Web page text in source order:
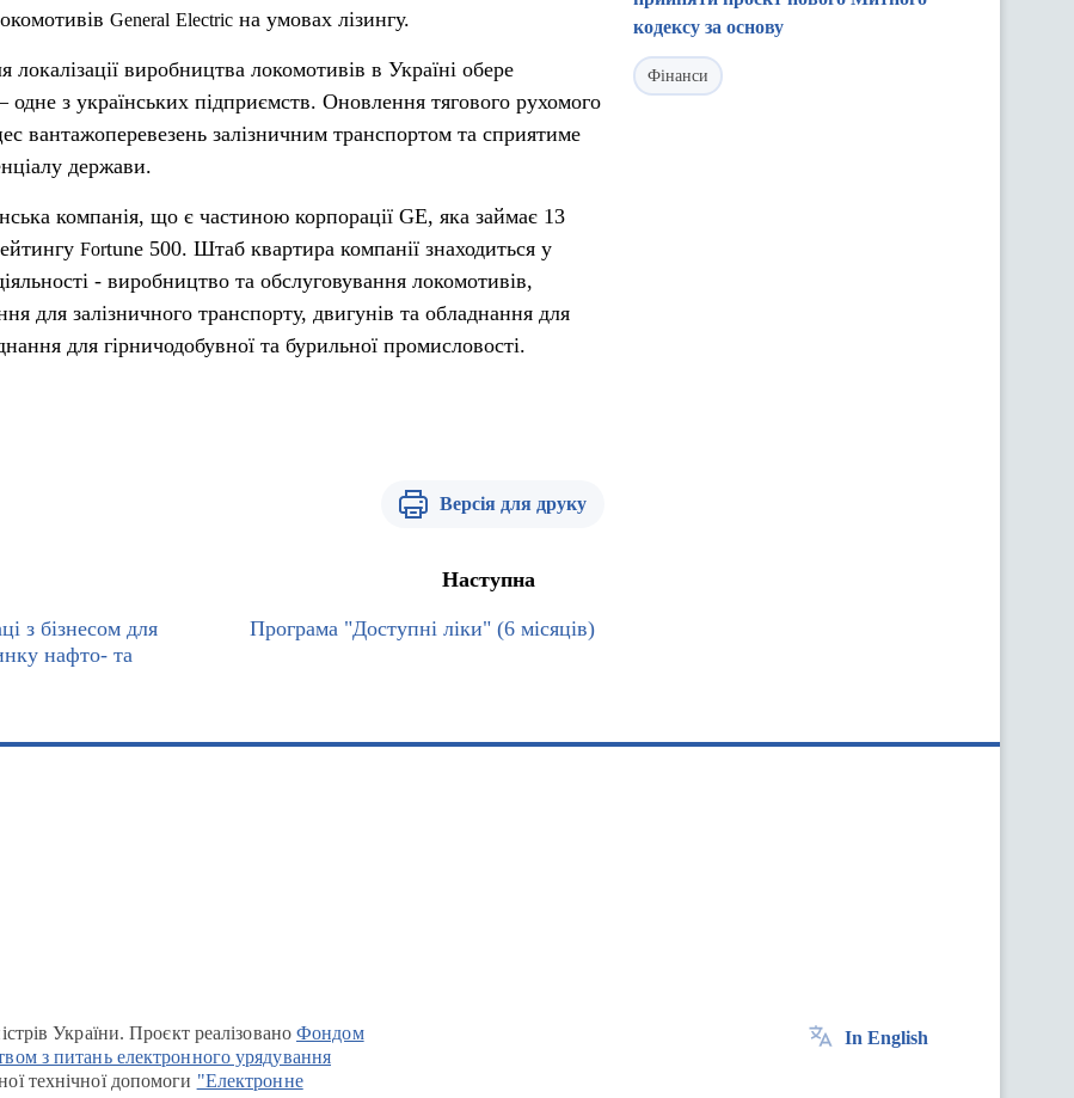
General Electric на умовах лізингу.
локалізації виробництва локомотивів в Україні обере
з українських підприємств. Оновлення тягового рухомого
вантажоперевезень залізничним транспортом та сприятиме
держави.
компанія, що є частиною корпорації GE, яка займає 13
Fortune 500. Штаб квартира компанії знаходиться у
- виробництво та обслуговування локомотивів,
для залізничного транспорту, двигунів та обладнання для
для гірничодобувної та бурильної промисловості.
Версія для друку
з бізнесом для
нафто- та
Наступна
Програма "Доступні ліки" (6 місяців)
кодексу за основу
Фінанси
України. Проєкт реалізованоФондом
з питань електронного урядування
технічної допомоги "Електронне
In English